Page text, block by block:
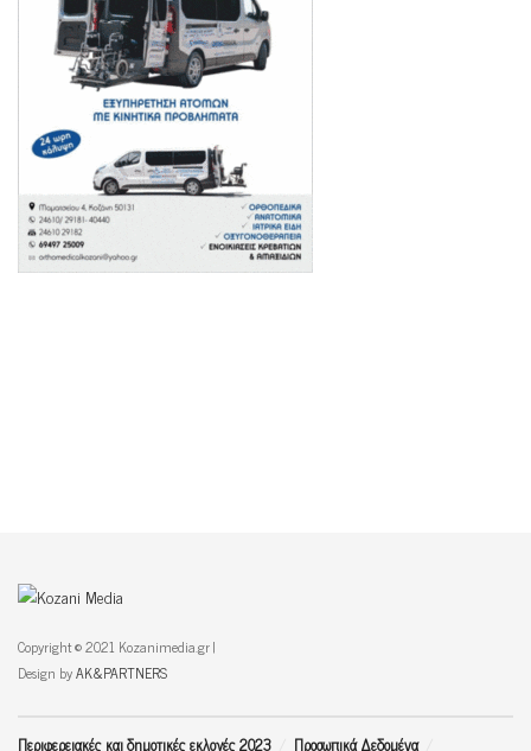
Copyright © 2021 Kozanimedia.gr |
Design byAK&PARTNERS
Περιφερειακές και δημοτικές εκλογές 2023 Προσωπικά Δεδομένα